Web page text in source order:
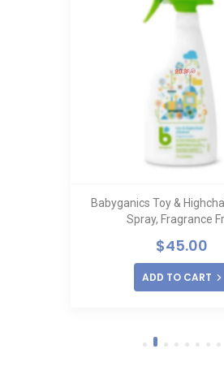
Babyganics Toy &
Spray, Fragrance
$45.00
ADD TO CART